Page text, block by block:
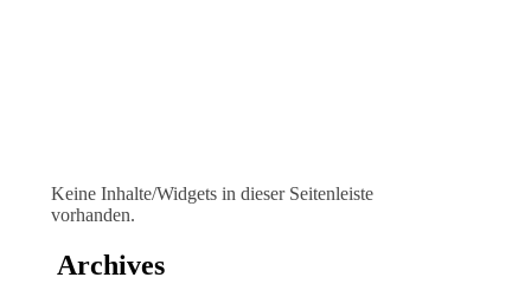
Keine Inhalte/Widgets in dieser Seitenleiste
vorhanden.
Archives